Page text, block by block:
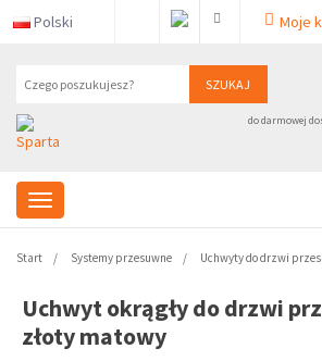
Polski Moje
SZUKAJ
do darmowej
Start Systemy przesuwne Uchwyty do drzwi
Uchwyt okrągły do drzwi
złoty matowy